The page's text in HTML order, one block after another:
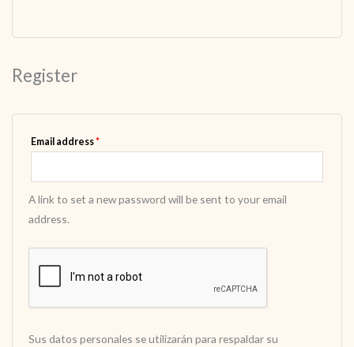
Register
Email address*Required
A link to set a new password will be sent to your email
address.
Sus datos personales se utilizarán para respaldar su